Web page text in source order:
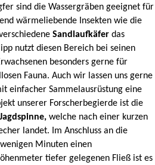
sind die Wassergräben geeignet für
wärmeliebende Insekten wie die
Sandlaufkäfer das
nutzt diesen Bereich bei seinen
besonders gerne für
Fauna. Auch wir lassen uns gerne
einfacher Sammelausrüstung eine
unserer Forscherbegierde ist die
, welche nach einer kurzen
landet. Im Anschluss an die
Minuten einen
tiefer gelegenen Fließ ist es